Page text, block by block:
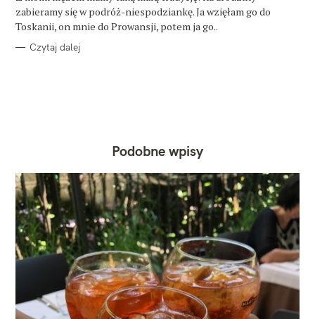
zabieramy się w podróż-niespodziankę. Ja wzięłam go do
Toskanii, on mnie do Prowansji, potem ja go..
Czytaj dalej
Podobne wpisy